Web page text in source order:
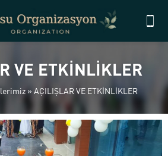
VE ETKİNLİKLER
» AÇILIŞLAR VE ETKİNLİKLER